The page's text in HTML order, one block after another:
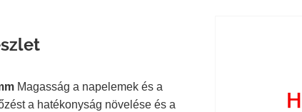
Magasság a napelemek és a
a hatékonyság növelése és a